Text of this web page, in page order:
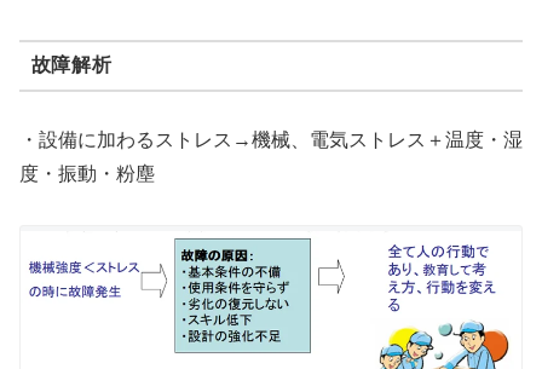
故障解析
・設備に加わるストレス→機械、電気ストレス＋温度・湿
度・振動・粉塵